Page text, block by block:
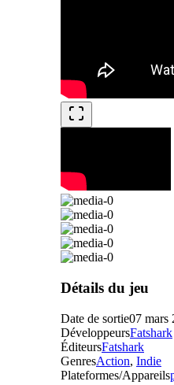
Détails du jeu
Date de sortie07 mars
DéveloppeursFatshark
ÉditeursFatshark
GenresAction, Indie
Plateformes/Appareils